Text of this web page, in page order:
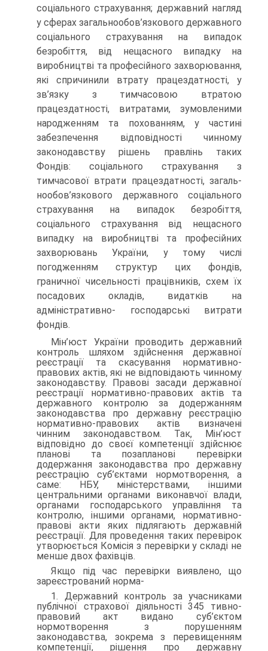
соціального страхування; державний нагляд
у сферах загальнообов’язкового державного
соціального страхування на випадок
безробіття, від нещасного випадку на
виробництві та професійного захворювання,
які спричинили втрату працездатності, у
зв’язку з тимчасовою втратою
працездатності, витратами, зумов­леними
народженням та похованням, у частині
забезпечення від­повідності чинному
законодавству рішень правлінь таких
Фондів: соціального страхування з
тимчасової втрати працездатності, загаль­
нообов’язкового державного соціального
страхування на випадок безробіття,
соціального страхування від нещасного
випадку на виробництві та професійних
захворювань України, у тому числі
погодженням структур цих фондів,
граничної чисельності праців­ників, схем їх
посадових окладів, видатків на
адміністративно- господарські витрати
фондів.
Мін’юст України проводить державний
контроль шляхом здійснення державної
реєстрації та скасування нормативно-
правових актів, які не відповідають чинному
законодавству. Правові засади державної
реєстрації нормативно-правових актів та
державного контролю за додержанням
законодавства про державну реєстрацію
нормативно-правових актів визначені
чинним законодавством. Так, Мін’юст
відповідно до своєї компетенції здійснює
планові та позапланові перевірки
додержання законодавства про державну
реєстрацію суб’єктами нормотворення, а
саме: НБУ, міністерствами, іншими
центральними органами виконавчої влади,
органами господарського управління та
контролю, іншими органами, нормативно-
правові акти яких підлягають державній
реєстрації. Для проведення таких перевірок
утворюється Комісія з перевірки у складі не
менше двох фахівців.
Якщо під час перевірки виявлено, що
зареєстрований норма-
1. Державний контроль за учасниками
публічної страхової діяльності 345 тивно-
правовий акт видано суб’єктом
нормотворення з порушенням
законодавства, зокрема з перевищенням
компетенції, рішення про державну